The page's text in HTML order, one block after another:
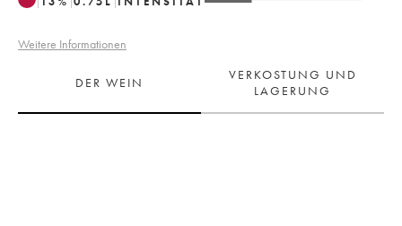
Weitere Informationen
DER WEIN
VERKOSTUNG UND
LAGERUNG